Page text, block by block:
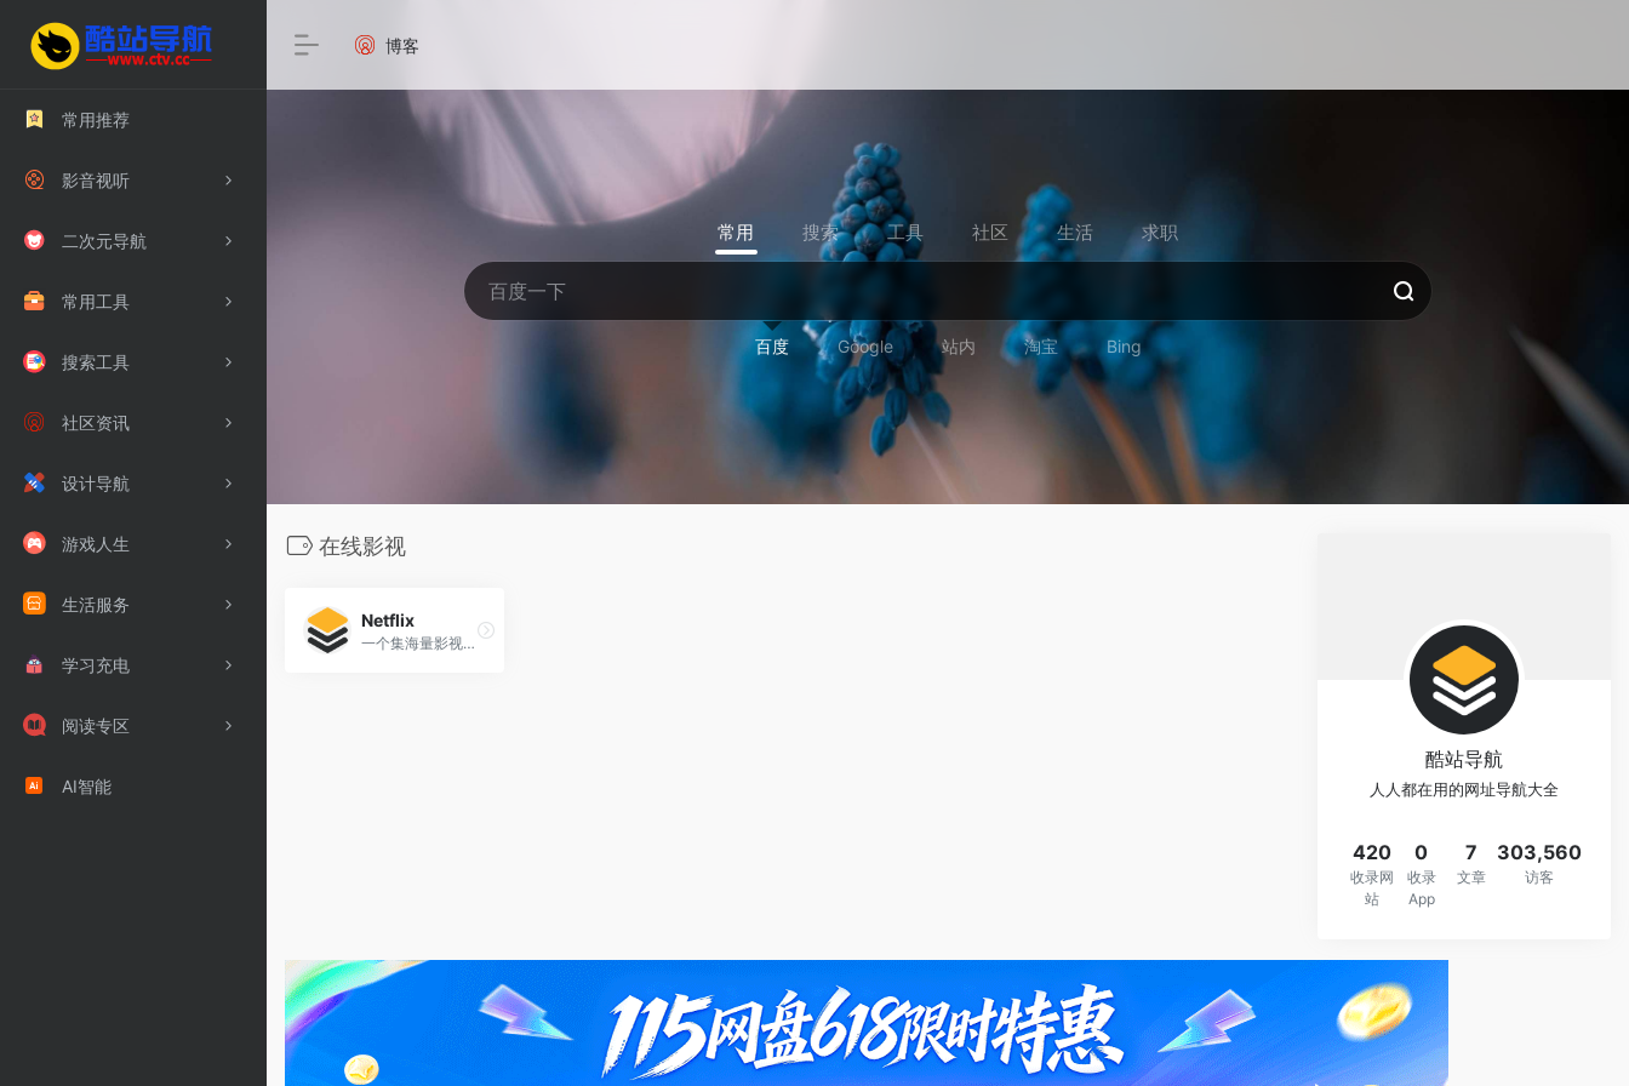
常用推荐
影音视听
二次元导航
常用工具
搜索工具
社区资讯
设计导航
游戏人生
生活服务
学习充电
阅读专区
AI智能
博客
常用 搜索 工具 社区 生活 求职
百度 Google 站内 淘宝 Bing
在线影视
Netflix
一个集海量影视资源、高口碑原创内容、稳定播放体验于一体的观影平台。
酷站导航
人人都在用的网址导航大全
420
收录网
站
0
收录
App
7
文章
303,560
访客